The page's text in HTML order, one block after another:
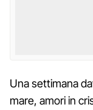
Una settimana
mare, amori in